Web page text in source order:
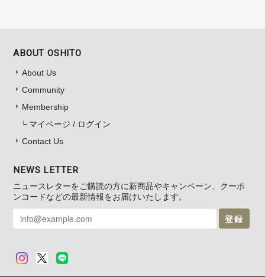
ABOUT OSHITO
About Us
Community
Membership
マイページ / ログイン
Contact Us
NEWS LETTER
ニュースレターをご購読の方に新商品やキャンペーン、クーポ
ンコードなどの最新情報をお届けいたします。
登録